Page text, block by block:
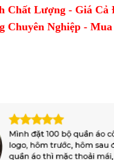
Chất Lượng - Giá Cả
Chuyên Nghiệp -